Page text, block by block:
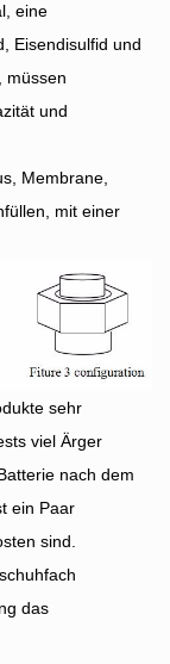
eine
Eisendisulfid und
müssen
und
Membrane,
mit einer
sehr
viel Ärger
nach dem
ein Paar
sind.
das